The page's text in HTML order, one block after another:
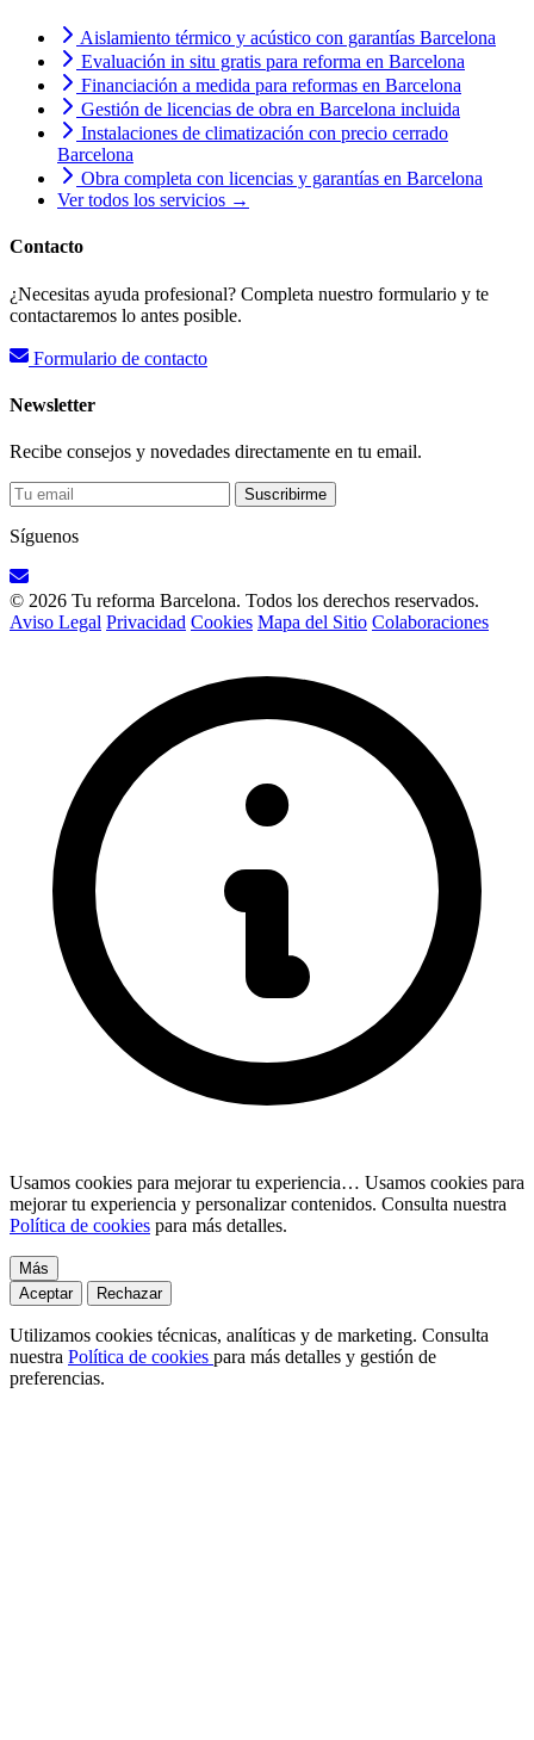
Aislamiento térmico y acústico con garantías Barcelona
Evaluación in situ gratis para reforma en Barcelona
Financiación a medida para reformas en Barcelona
Gestión de licencias de obra en Barcelona incluida
Instalaciones de climatización con precio cerrado
Barcelona
Obra completa con licencias y garantías en Barcelona
Ver todos los servicios →
Contacto
¿Necesitas ayuda profesional? Completa nuestro formulario y te
contactaremos lo antes posible.
Formulario de contacto
Newsletter
Recibe consejos y novedades directamente en tu email.
Suscribirme
Síguenos
© 2026 Tu reforma Barcelona. Todos los derechos reservados.
Aviso Legal Privacidad Cookies Mapa del Sitio Colaboraciones
Usamos cookies para mejorar tu experiencia… Usamos cookies para
mejorar tu experiencia y personalizar contenidos. Consulta nuestra
Política de cookies para más detalles.
Más
Aceptar
Rechazar
Utilizamos cookies técnicas, analíticas y de marketing. Consulta
nuestra Política de cookies para más detalles y gestión de
preferencias.